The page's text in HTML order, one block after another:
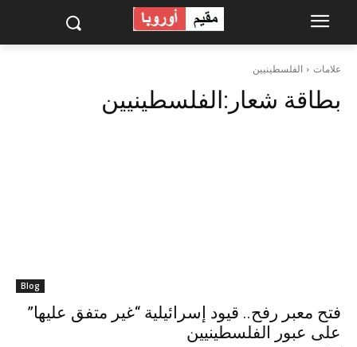
علامات الفلسطينيين
بطاقة شعار:الفلسطينيين
Blog
فتح معبر رفح.. قيود إسرائيلية “غير متفق عليها”
على عبور الفلسطينيين